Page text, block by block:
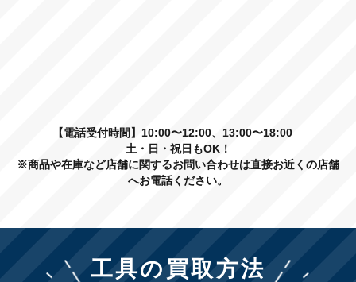
【電話受付時間】10:00〜12:00、13:00〜18:00
土・日・祝日もOK！
※商品や在庫など店舗に関するお問い合わせは直接お近くの店舗
へお電話ください。
工具の買取方法